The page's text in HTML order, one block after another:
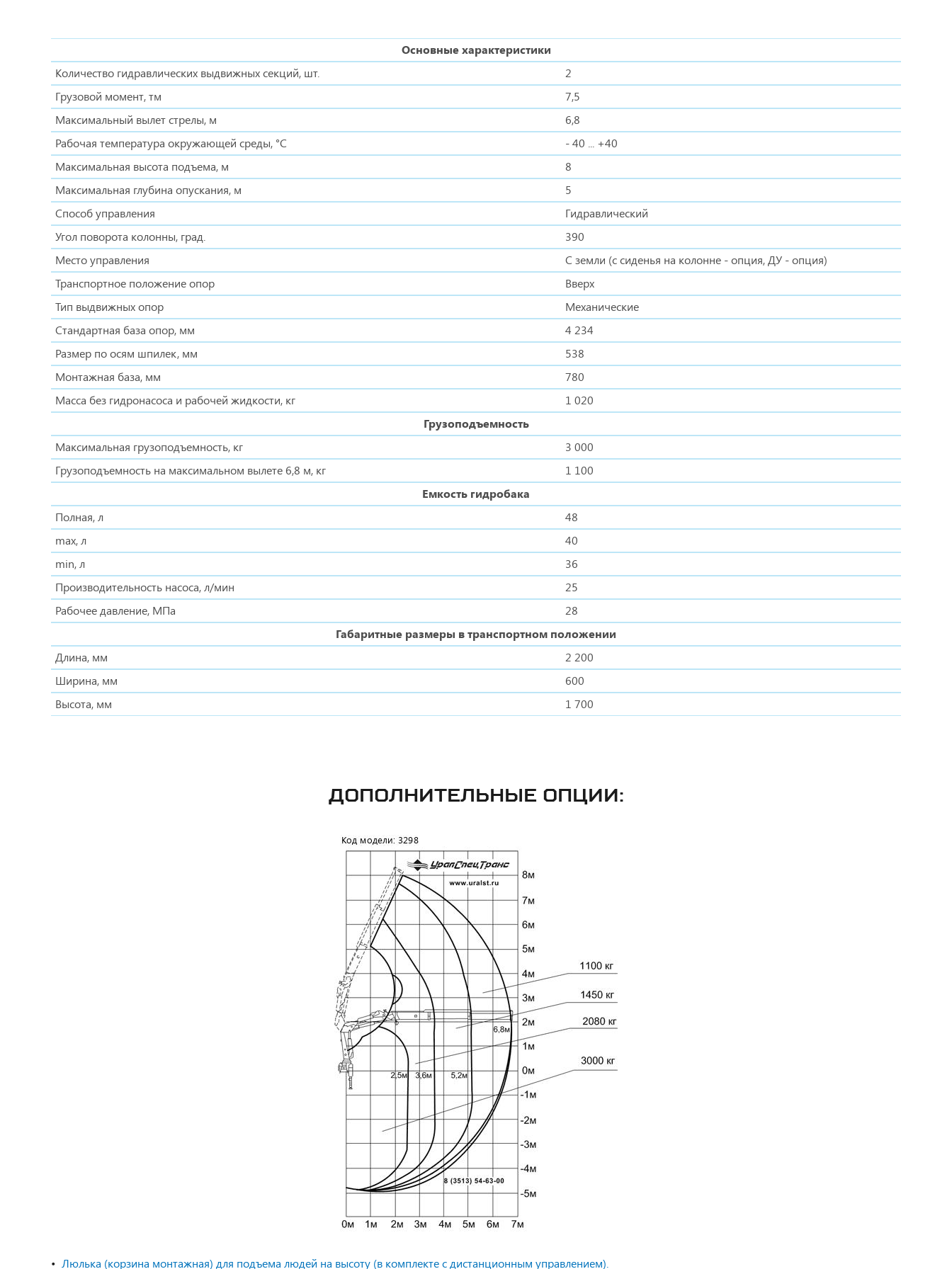
Основные характеристики
Количество гидравлических выдвижных секций, шт.
2
Грузовой момент, тм
7,5
Максимальный вылет стрелы, м
6,8
Рабочая температура окружающей среды, °C
- 40 ... +40
Максимальная высота подъема, м
8
Максимальная глубина опускания, м
5
Способ управления
Гидравлический
Угол поворота колонны, град.
390
Место управления
С земли (с сиденья на колонне - опция, ДУ - опция)
Транспортное положение опор
Вверх
Тип выдвижных опор
Механические
Стандартная база опор, мм
4 234
Размер по осям шпилек, мм
538
Монтажная база, мм
780
Масса без гидронасоса и рабочей жидкости, кг
1 020
Грузоподъемность
Максимальная грузоподъемность, кг
3 000
Грузоподъемность на максимальном вылете 6,8 м, кг
1 100
Емкость гидробака
Полная, л
48
max, л
40
min, л
36
Производительность насоса, л/мин
25
Рабочее давление, МПа
28
Габаритные размеры в транспортном положении
Длина, мм
2 200
Ширина, мм
600
Высота, мм
1 700
ДОПОЛНИТЕЛЬНЫЕ ОПЦИИ:
Люлька (корзина монтажная) для подъема людей на высоту (в комплекте с дистанционным управлением).